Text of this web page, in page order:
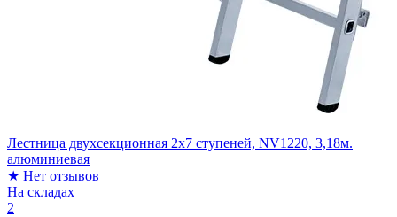
Лестница двухсекционная 2x7 ступеней, NV1220, 3,18м.
алюминиевая
★ Нет отзывов
На складах
2